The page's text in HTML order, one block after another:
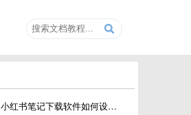
小红书笔记下载软件如何设置浏览器路径